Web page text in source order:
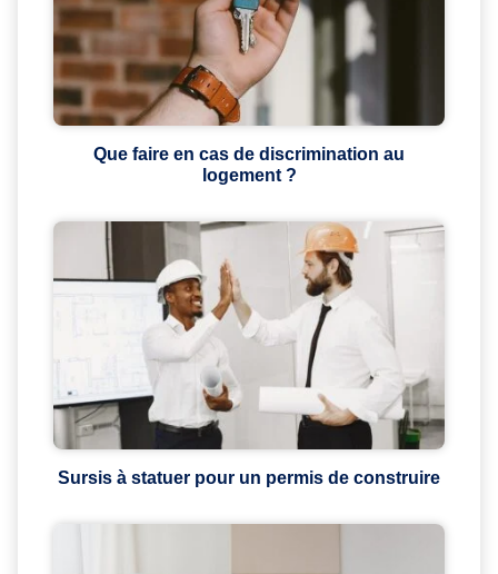
Que faire en cas de discrimination au
logement ?
Sursis à statuer pour un permis de construire